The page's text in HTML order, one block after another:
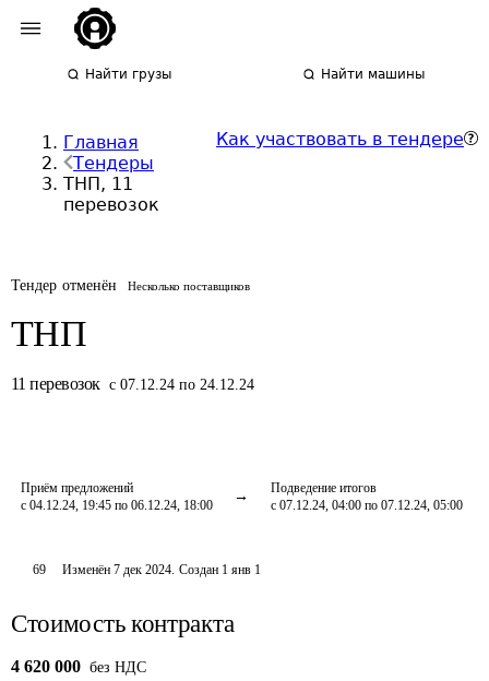
Найти грузы Найти машины
Главная
Тендеры
ТНП, 11
перевозок
Как участвовать в тендере
Тендер отменён Несколько поставщиков
ТНП
11 перевозок с 07.12.24 по 24.12.24
Приём предложений
с 04.12.24, 19:45 по 06.12.24, 18:00
Подведение итогов
с 07.12.24, 04:00 по 07.12.24, 05:00
69 Изменён7 дек 2024. Создан 1 янв 1
Стоимость контракта
4 620 000 без НДС